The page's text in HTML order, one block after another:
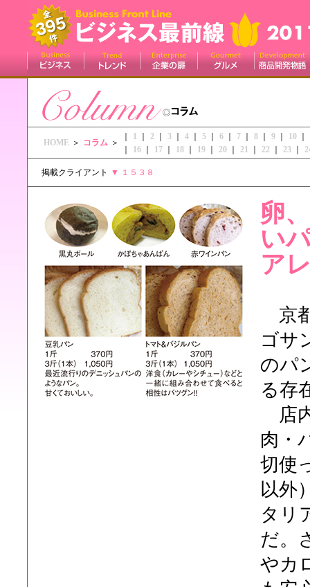
HOME ＞ コラム ＞
1 2 3 4 5 6 7 8 9 10
16 17 18 19 20 21 22 23
掲載クライアント ▼ １５３８
卵
い
ア
京
ゴサ
のパ
る存
店
肉・
切使
以外
タリ
だ。
やカ